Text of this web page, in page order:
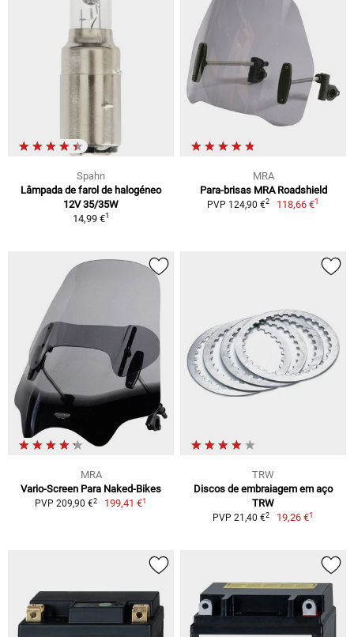
Spahn
Lâmpada de farol de halogéneo
12V 35/35W
14,99 €1
MRA
Para-brisas MRA Roadshield
PVP 124,90 €2 118,66 €1
MRA
Vario-Screen Para Naked-Bikes
PVP 209,90 €2 199,41 €1
TRW
Discos de embraiagem em aço
TRW
PVP 21,40 €2 19,26 €1